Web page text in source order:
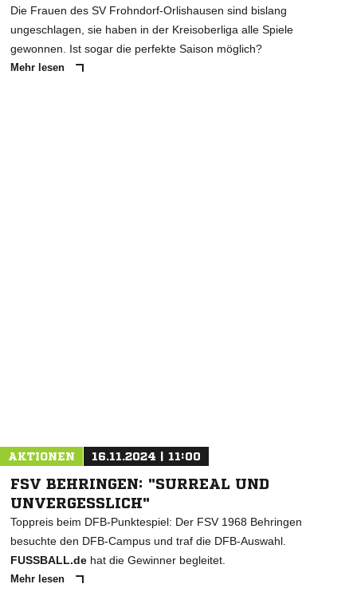
Die Frauen des SV Frohndorf-Orlishausen sind bislang
ungeschlagen, sie haben in der Kreisoberliga alle Spiele
gewonnen. Ist sogar die perfekte Saison möglich?
Mehr lesen
AKTIONEN 16.11.2024 | 11:00
FSV BEHRINGEN: "SURREAL UND
UNVERGESSLICH"
Toppreis beim DFB-Punktespiel: Der FSV 1968 Behringen
besuchte den DFB-Campus und traf die DFB-Auswahl.
FUSSBALL.de hat die Gewinner begleitet.
Mehr lesen